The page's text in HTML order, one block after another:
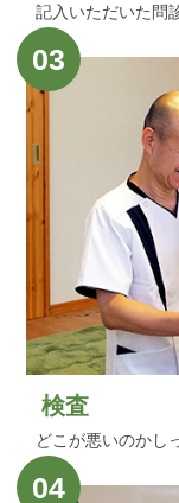
記入いただいた問
03
検査
どこが悪いのかし
04